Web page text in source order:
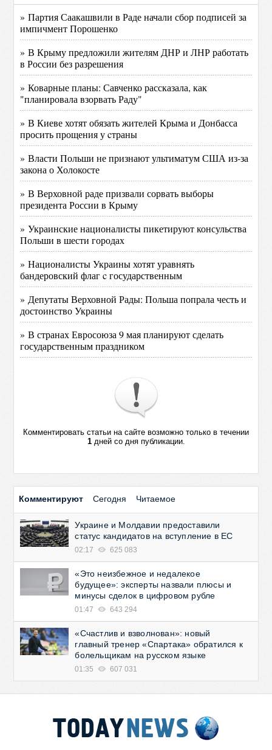
» Партия Саакашвили в Раде начали сбор подписей за
импичмент Порошенко
» В Крыму предложили жителям ДНР и ЛНР работать
в России без разрешения
» Коварные планы: Савченко рассказала, как
"планировала взорвать Раду"
» В Киеве хотят обязать жителей Крыма и Донбасса
просить прощения у cтраны
» Власти Польши не признают ультиматум США из-за
закона о Холокосте
» В Верховной раде призвали сорвать выборы
президента России в Крыму
» Украинские националисты пикетируют консульства
Польши в шести городах
» Националисты Украины хотят уравнять
бандеровский флаг c государственным
» Депутаты Верховной Рады: Польша попрала честь и
достоинство Украины
» В странах Евросоюза 9 мая планируют сделать
государственным праздником
Комментировать статьи на сайте возможно только в течении
1дней со дня публикации.
Комментируют Сегодня Читаемое
Украине и Молдавии предоставили
статус кандидатов на вступление в ЕС
02:17 625 083
«Это неизбежное и недалекое
будущее»: эксперты назвали плюсы и
минусы сделок в цифровом рубле
01:47 643 294
«Счастлив и взволнован»: новый
главный тренер «Спартака» обратился к
болельщикам на русском языке
01:35 607 031